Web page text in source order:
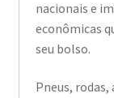
nacionais e
econômicas
seu bolso.
Pneus,